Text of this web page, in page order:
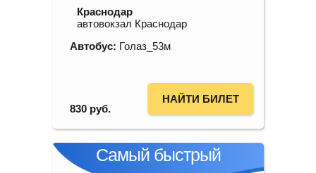
Краснодар
автовокзал Краснодар
Автобус: Голаз_53м
830 руб.
НАЙТИ БИЛЕТ
Самый быстрый